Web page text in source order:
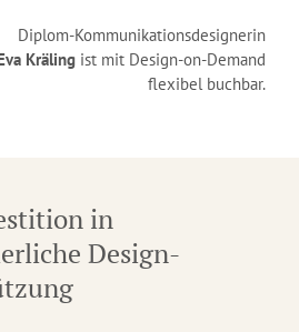
Diplom-Kommu­nikations­designerin
Kräling ist mit Design-on-Demand
flexibel buchbar.
in
Design­-